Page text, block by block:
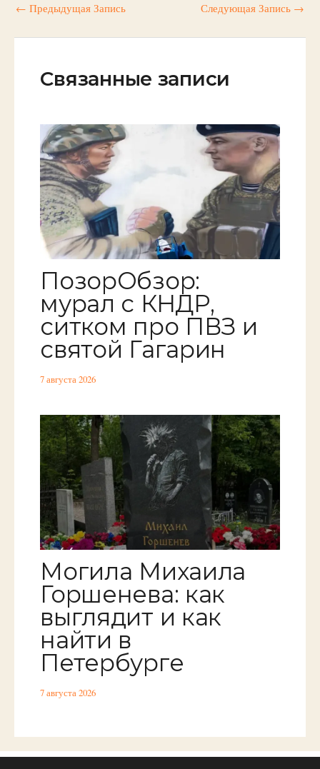
← Предыдущая Запись Следующая Запись →
Связанные записи
ПозорОбзор:
мурал с КНДР,
ситком про ПВЗ и
святой Гагарин
7 августа 2026
Могила Михаила
Горшенева: как
выглядит и как
найти в
Петербурге
7 августа 2026